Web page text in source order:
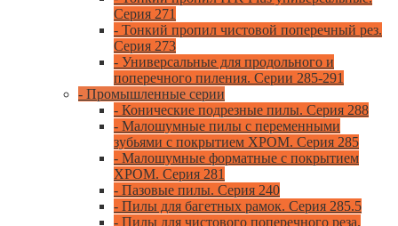
Серия 271
- Тонкий пропил чистовой поперечный рез.
Серия 273
- Универсальные для продольного и
поперечного пиления. Серии 285-291
- Промышленные серии
- Конические подрезные пилы. Серия 288
- Малошумные пилы с переменными
зубьями с покрытием ХРОМ. Серия 285
- Малошумные форматные с покрытием
ХРОМ. Серия 281
- Пазовые пилы. Серия 240
- Пилы для багетных рамок. Серия 285.5
- Пилы для чистового поперечного реза.